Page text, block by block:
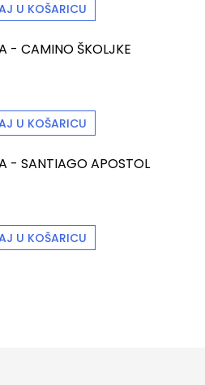
U KOŠARICU
- CAMINO ŠKOLJKE
U KOŠARICU
- SANTIAGO APOSTOL
U KOŠARICU